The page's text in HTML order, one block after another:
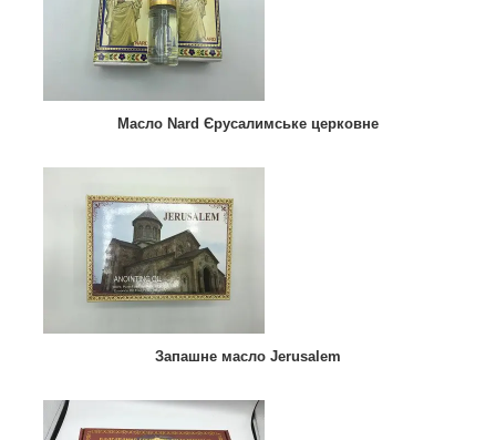
Масло Nard Єрусалимське церковне
Запашне масло Jerusalem